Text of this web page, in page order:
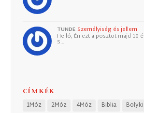
TUNDE Személyiség és jellem
Helló, Én ezt a posztot majd 10
S…
CÍMKÉK
1Móz 2Móz 4Móz Biblia